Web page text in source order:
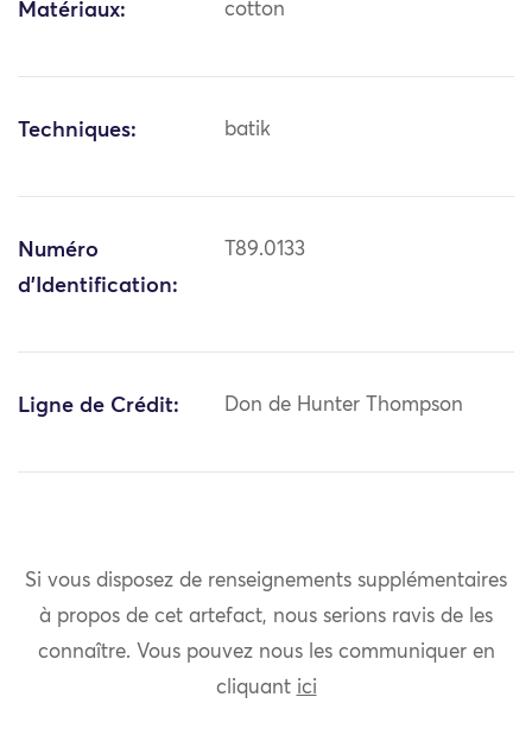
Matériaux: cotton
Techniques: batik
Numéro
d'Identification:
T89.0133
Ligne de Crédit: Don de Hunter Thompson
Si vous disposez de renseignements supplémentaires
à propos de cet artefact, nous serions ravis de les
connaître. Vous pouvez nous les communiquer en
cliquant ici